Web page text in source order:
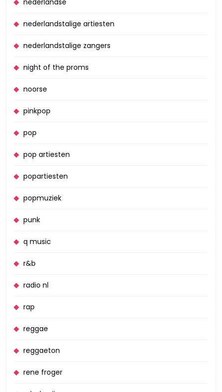
nederlandstalige artiesten
nederlandstalige zangers
night of the proms
noorse
pinkpop
pop
pop artiesten
popartiesten
popmuziek
punk
q music
r&b
radio nl
rap
reggae
reggaeton
rene froger